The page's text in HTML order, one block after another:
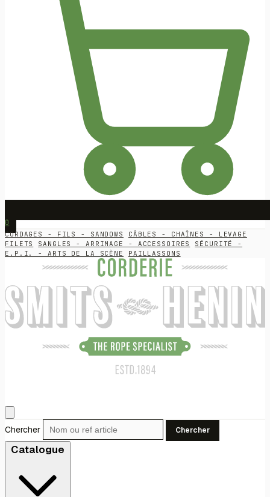
0
CORDAGES - FILS - SANDOWS
CÂBLES - CHAÎNES - LEVAGE
FILETS
SANGLES - ARRIMAGE - ACCESSOIRES
SÉCURITÉ -
E.P.I. - ARTS DE LA SCÈNE
PAILLASSONS
Chercher Chercher
Catalogue